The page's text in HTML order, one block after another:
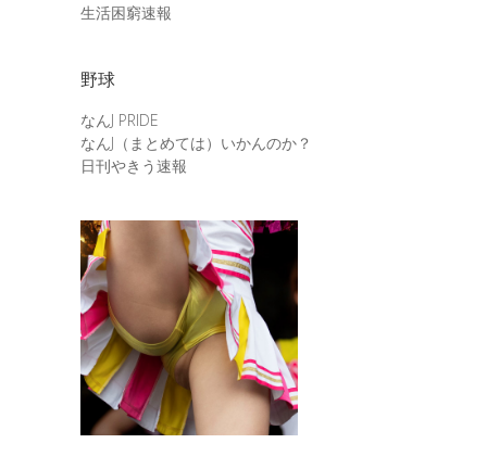
生活困窮速報
野球
なんJ PRIDE
なんJ（まとめては）いかんのか？
日刊やきう速報